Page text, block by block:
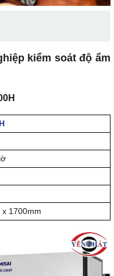
kiểm soát độ ẩm
x 1700mm